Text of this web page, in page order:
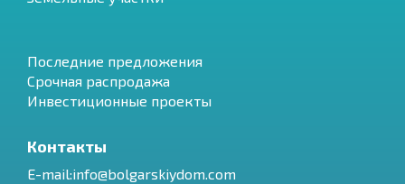
Последние предложения
Срочная распродажа
Инвестиционные проекты
Контакты
E-mail:info@bolgarskiydom.com